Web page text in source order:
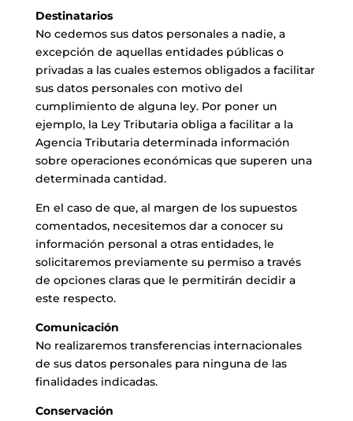
Destinatarios
No cedemos sus datos personales a nadie, a
excepción de aquellas entidades públicas o
privadas a las cuales estemos obligados a facilitar
sus datos personales con motivo del
cumplimiento de alguna ley. Por poner un
ejemplo, la Ley Tributaria obliga a facilitar a la
Agencia Tributaria determinada información
sobre operaciones económicas que superen una
determinada cantidad.
En el caso de que, al margen de los supuestos
comentados, necesitemos dar a conocer su
información personal a otras entidades, le
solicitaremos previamente su permiso a través
de opciones claras que le permitirán decidir a
este respecto.
Comunicación
No realizaremos transferencias internacionales
de sus datos personales para ninguna de las
finalidades indicadas.
Conservación